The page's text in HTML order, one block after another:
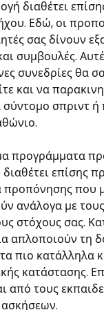
διαθέτει
Εδώ, οι
σας δίνουν
συμβουλές.
συνεδρίες θα
και να
σύντομο σπριντ ή
προγράμματα
επίσης
προπόνησης που
ανάλογα με τους
στόχους σας.
απλοποιούν τη
πιο κατάλληλα
κατάστασης.
από τους